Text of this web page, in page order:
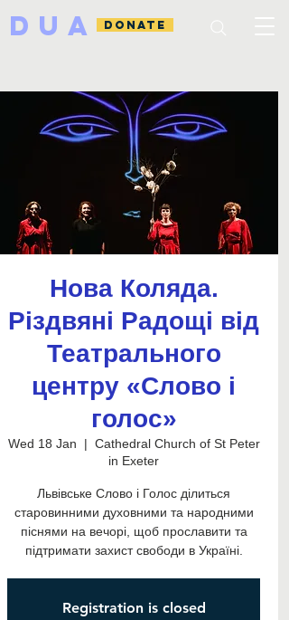
DUA DONATE
Нова Коляда.
Різдвяні Радощі від
Театрального
центру «Слово і
голос»
Wed 18 Jan
  |
Cathedral Church of St Peter
in Exeter
Львівське Слово і Голос ділиться
старовинними духовними та народними
піснями на вечорі, щоб прославити та
підтримати захист свободи в Україні.
Registration is closed